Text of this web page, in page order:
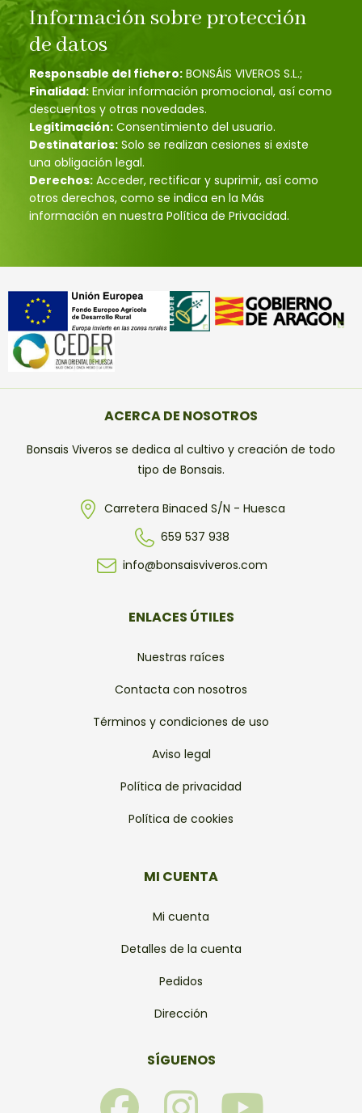
Información sobre protección
de datos
Responsable del fichero: BONSÁIS VIVEROS S.L.;
Finalidad: Enviar información promocional, así como
descuentos y otras novedades.
Legitimación: Consentimiento del usuario.
Destinatarios: Solo se realizan cesiones si existe
una obligación legal.
Derechos: Acceder, rectificar y suprimir, así como
otros derechos, como se indica en la Más
información en nuestra Política de Privacidad.
ACERCA DE NOSOTROS
Bonsais Viveros se dedica al cultivo y creación de todo
tipo de Bonsais.
Carretera Binaced S/N - Huesca
659 537 938
info@bonsaisviveros.com
ENLACES ÚTILES
Nuestras raíces
Contacta con nosotros
Términos y condiciones de uso
Aviso legal
Política de privacidad
Política de cookies
MI CUENTA
Mi cuenta
Detalles de la cuenta
Pedidos
Dirección
SÍGUENOS